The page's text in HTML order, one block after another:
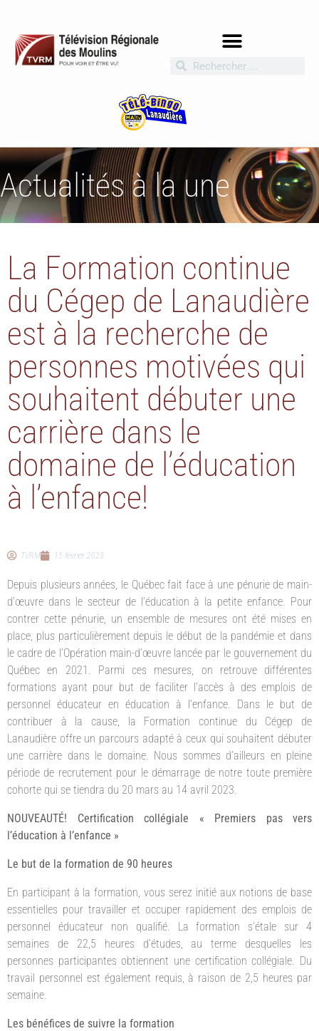
Actualités à la une
La Formation continue
du Cégep de Lanaudière
est à la recherche de
personnes motivées qui
souhaitent débuter une
carrière dans le
domaine de l’éducation
à l’enfance!
TVRM 15 février 2023
Depuis plusieurs années, le Québec fait face à une pénurie de main-
d’œuvre dans le secteur de l’éducation à la petite enfance. Pour
contrer cette pénurie, un ensemble de mesures ont été mises en
place, plus particulièrement depuis le début de la pandémie et dans
le cadre de l’Opération main-d’œuvre lancée par le gouvernement du
Québec en 2021. Parmi ces mesures, on retrouve différentes
formations ayant pour but de faciliter l’accès à des emplois de
personnel éducateur en éducation à l’enfance. Dans le but de
contribuer à la cause, la Formation continue du Cégep de
Lanaudière offre un parcours adapté à ceux qui souhaitent débuter
une carrière dans le domaine. Nous sommes d’ailleurs en pleine
période de recrutement pour le démarrage de notre toute première
cohorte qui se tiendra du 20 mars au 14 avril 2023.
NOUVEAUTÉ! Certification collégiale « Premiers pas vers
l’éducation à l’enfance »
Le but de la formation de 90 heures
En participant à la formation, vous serez initié aux notions de base
essentielles pour travailler et occuper rapidement des emplois de
personnel éducateur non qualifié. La formation s’étale sur 4
semaines de 22,5 heures d’études, au terme desquelles les
personnes participantes obtiennent une certification collégiale. Du
travail personnel est également requis, à raison de 2,5 heures par
semaine.
Les bénéfices de suivre la formation